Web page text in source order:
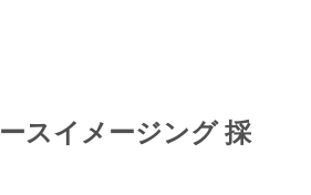
制作）
・保険・投資）
グ・シンクタンク・事務所
スイメージング 採